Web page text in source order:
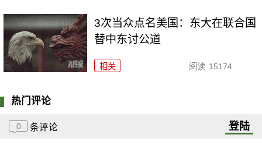
3次当众点名美国：东大在联合国
替中东讨公道
相关 阅读 15174
热门评论
0 条评论 登陆